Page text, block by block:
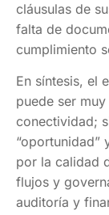
cláusulas de
falta de
cumplimiento
En síntesis, el
puede ser
conectividad;
“oportunidad”
por la calidad
flujos y
auditoría y